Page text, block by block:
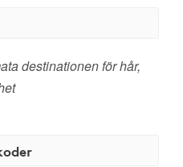
destinationen för hår,